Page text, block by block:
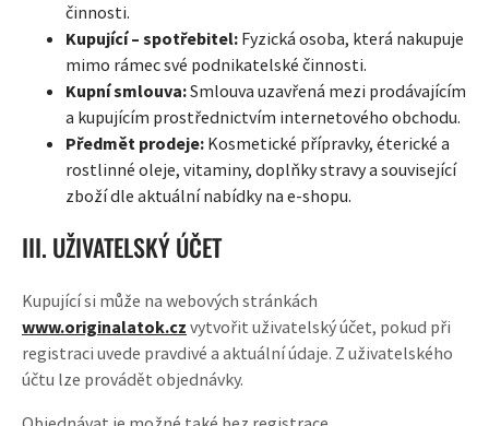
činnosti.
Kupující – spotřebitel: Fyzická osoba, která nakupuje
mimo rámec své podnikatelské činnosti.
Kupní smlouva:Smlouva uzavřená mezi prodávajícím
a kupujícím prostřednictvím internetového obchodu.
Předmět prodeje: Kosmetické přípravky, éterické a
rostlinné oleje, vitaminy, doplňky stravy a související
zboží dle aktuální nabídky na e-shopu.
III. UŽIVATELSKÝ ÚČET
Kupující si může na webových stránkách
www.originalatok.cz vytvořit uživatelský účet, pokud při
registraci uvede pravdivé a aktuální údaje. Z uživatelského
účtu lze provádět objednávky.